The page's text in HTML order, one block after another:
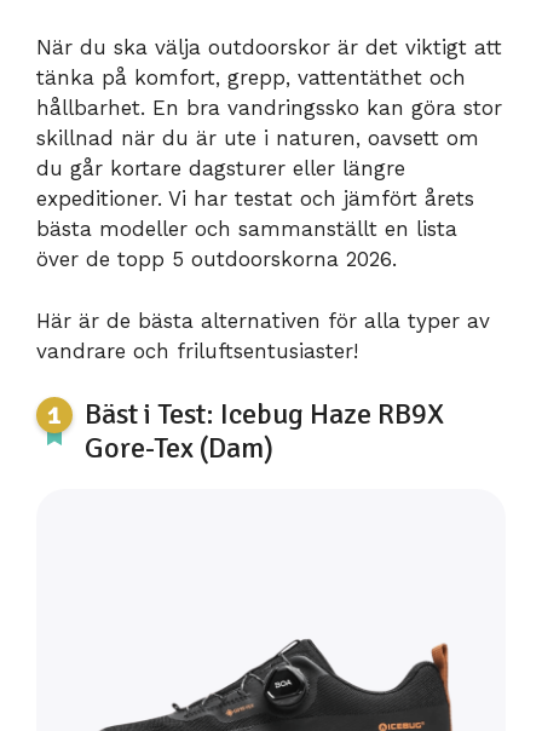
När du ska välja outdoorskor är det viktigt att
tänka på komfort, grepp, vattentäthet och
hållbarhet. En bra vandringssko kan göra stor
skillnad när du är ute i naturen, oavsett om
du går kortare dagsturer eller längre
expeditioner. Vi har testat och jämfört årets
bästa modeller och sammanställt en lista
över de topp 5 outdoorskorna 2026.
Här är de bästa alternativen för alla typer av
vandrare och friluftsentusiaster!
Bäst i Test: Icebug Haze RB9X
Gore-Tex (Dam)